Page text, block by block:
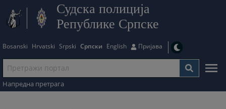
Судска полиција
Републике Српске
Bosanski Hrvatski Srpski Српски English Пријава
Напредна претрага